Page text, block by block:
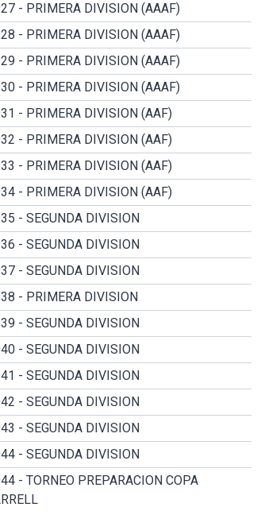
- PRIMERA DIVISION (AAAF)
- PRIMERA DIVISION (AAAF)
- PRIMERA DIVISION (AAAF)
- PRIMERA DIVISION (AAAF)
- PRIMERA DIVISION (AAF)
- PRIMERA DIVISION (AAF)
- PRIMERA DIVISION (AAF)
- PRIMERA DIVISION (AAF)
- SEGUNDA DIVISION
- SEGUNDA DIVISION
- SEGUNDA DIVISION
- PRIMERA DIVISION
- SEGUNDA DIVISION
- SEGUNDA DIVISION
- SEGUNDA DIVISION
- SEGUNDA DIVISION
- SEGUNDA DIVISION
- SEGUNDA DIVISION
- TORNEO PREPARACION COPA